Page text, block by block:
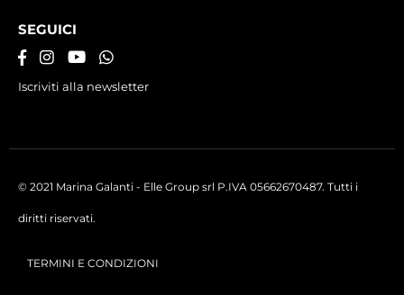
SEGUICI
Iscriviti alla newsletter
TERMINI E CONDIZIONI
© 2021 Marina Galanti - Elle Group srl P.IVA 05662670487. Tutti i
diritti riservati.